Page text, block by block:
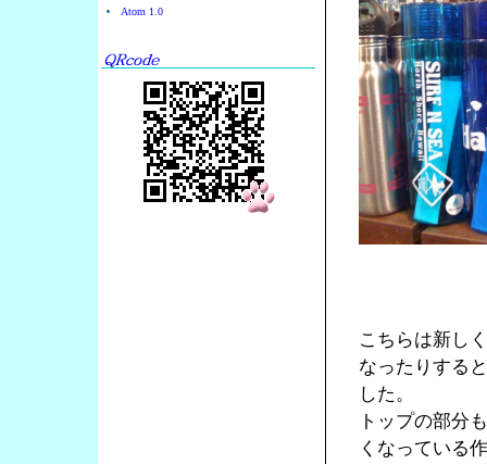
Atom 1.0
こちらは新し
なったりする
した。
トップの部分
くなっている